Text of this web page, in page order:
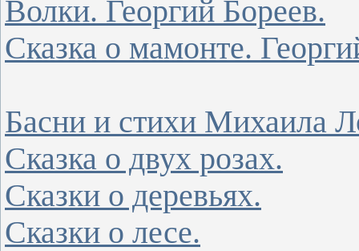
Волки. Георгий Бореев.
Сказка о мамонте.
Басни и стихи Михаила
Сказка о двух розах.
Сказки о деревьях.
Сказки о лесе.